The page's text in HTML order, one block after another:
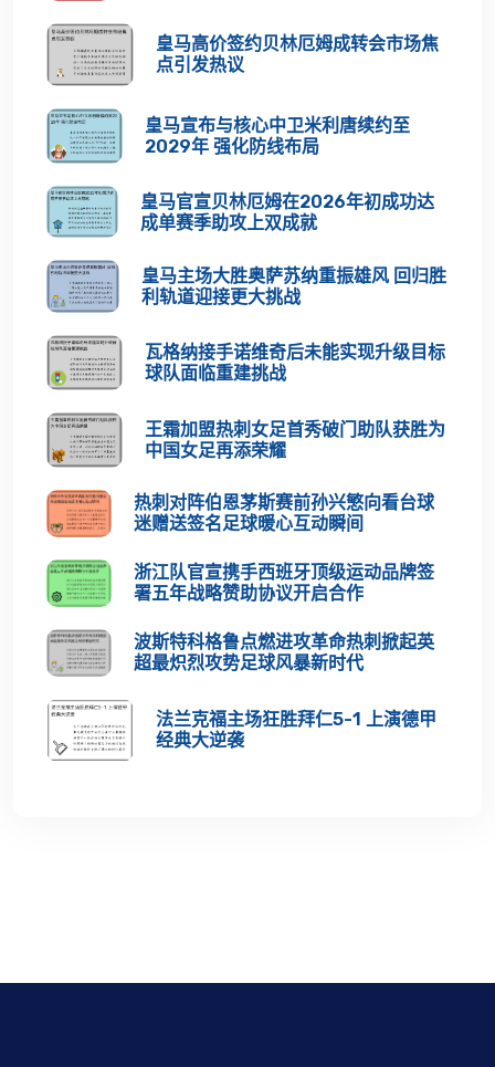
皇马高价签约贝林厄姆成转会市场焦
点引发热议
皇马宣布与核心中卫米利唐续约至
2029年 强化防线布局
皇马官宣贝林厄姆在2026年初成功达
成单赛季助攻上双成就
皇马主场大胜奥萨苏纳重振雄风 回归胜
利轨道迎接更大挑战
瓦格纳接手诺维奇后未能实现升级目标
球队面临重建挑战
王霜加盟热刺女足首秀破门助队获胜为
中国女足再添荣耀
热刺对阵伯恩茅斯赛前孙兴慜向看台球
迷赠送签名足球暖心互动瞬间
浙江队官宣携手西班牙顶级运动品牌签
署五年战略赞助协议开启合作
波斯特科格鲁点燃进攻革命热刺掀起英
超最炽烈攻势足球风暴新时代
法兰克福主场狂胜拜仁5-1 上演德甲
经典大逆袭